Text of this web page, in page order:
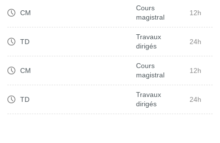
CM
Cours
magistral
12h
TD
Travaux
dirigés
24h
CM
Cours
magistral
12h
TD
Travaux
dirigés
24h